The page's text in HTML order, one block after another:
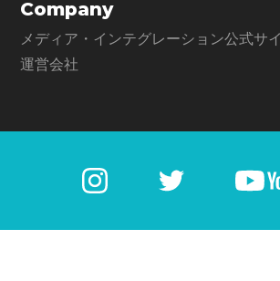
Company
メディア・インテグレーション公式サ
運営会社